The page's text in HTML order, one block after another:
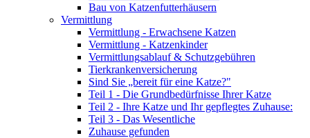
Bau von Katzenfutterhäusern
Vermittlung
Vermittlung - Erwachsene Katzen
Vermittlung - Katzenkinder
Vermittlungsablauf & Schutzgebühren
Tierkrankenversicherung
Sind Sie „bereit für eine Katze?"
Teil 1 - Die Grundbedürfnisse Ihrer Katze
Teil 2 - Ihre Katze und Ihr gepflegtes Zuhause:
Teil 3 - Das Wesentliche
Zuhause gefunden